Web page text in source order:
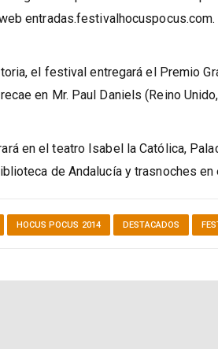
según el espectáculo. Venta
entradas.festivalhocuspocus.com.
el festival entregará el Premio
en Mr. Paul Daniels (Reino
en el teatro Isabel la Católica,